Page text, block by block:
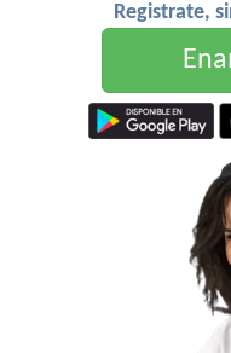
Registrate,